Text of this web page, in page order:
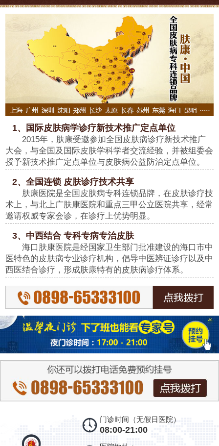
1、国际皮肤病学诊疗新技术推广定点单位
2015年，肤康受邀参加全国皮肤病诊疗新技术推广
大会，与全国及国际皮肤学科学者交流经验，并被组委会
授予新技术推广定点单位与皮肤病公益防治定点单位。
2、全国连锁 皮肤诊疗技术共享
肤康医院是全国皮肤病专科连锁品牌，在皮肤诊疗技
术上，与北上广肤康医院和重点三甲公立医院共享，经常
邀请权威专家会诊，在诊疗上优势明显。
3、中西结合 专科专病专治皮肤
海口肤康医院是经国家卫生部门批准建设的海口市中
医特色的皮肤病专业诊疗机构，倡导中医辨证诊疗以及中
西医结合诊疗，形成肤康特有的皮肤病诊疗体系。
门诊时间（无假日医院）
08:00-21:00